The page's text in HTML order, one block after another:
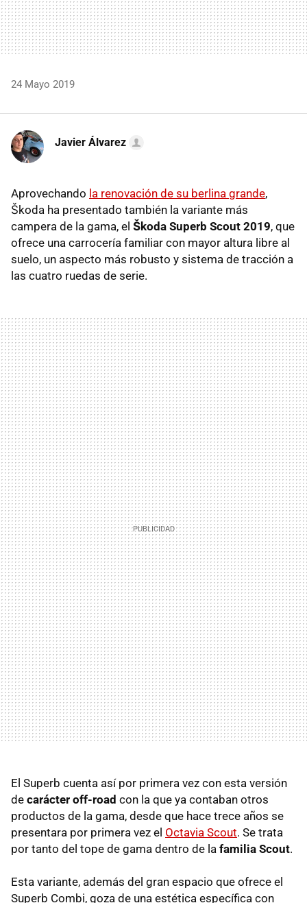
24 Mayo 2019
Javier Álvarez
Aprovechando la renovación de su berlina grande,
Škoda ha presentado también la variante más
campera de la gama, el Škoda Superb Scout 2019, que
ofrece una carrocería familiar con mayor altura libre al
suelo, un aspecto más robusto y sistema de tracción a
las cuatro ruedas de serie.
El Superb cuenta así por primera vez con esta versión
de carácter off-road con la que ya contaban otros
productos de la gama, desde que hace trece años se
presentara por primera vez el Octavia Scout. Se trata
por tanto del tope de gama dentro de la familia Scout.
Esta variante, además del gran espacio que ofrece el
Superb Combi, goza de una estética específica con